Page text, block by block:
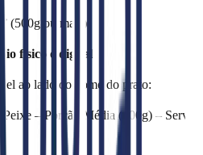
(500g ou mais)
físico e digital
ao lado do nome do prato:
Peixe – Porção Média (300g) – Serve